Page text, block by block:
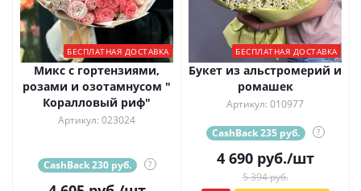
БЕСПЛАТНАЯ ДОСТАВКА
Микс с гортензиями,
розами и озотамнусом "
Коралловый риф"
Артикул: 023024
CashBack 230 руб. ?
БЕСПЛАТНАЯ ДОСТАВКА
Букет из альстромерий и
ромашек
Артикул: 010977
CashBack 235 руб. ?
4 690руб./шт
5 394 руб.